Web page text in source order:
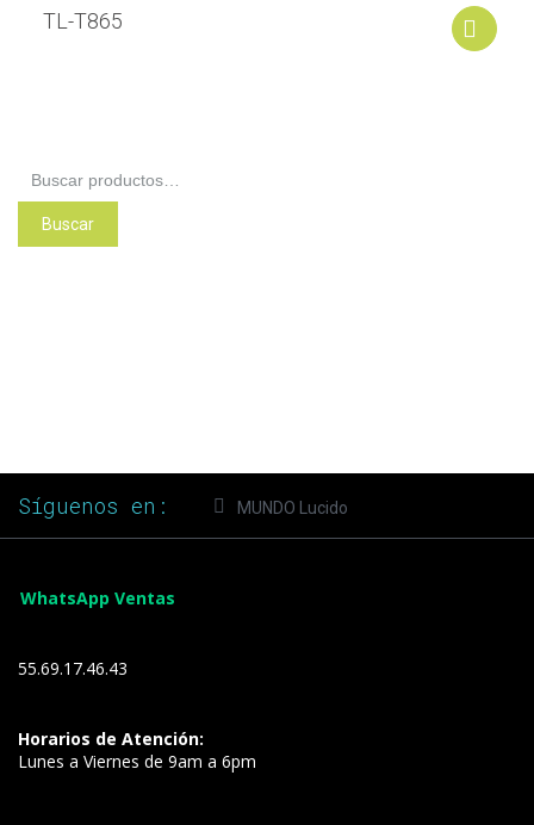
TL-T865
por:
Buscar
Síguenos en: MUNDO Lucido
WhatsApp Ventas
55.69.17.46.43
Horarios de Atención:
Lunes a Viernes de 9am a 6pm